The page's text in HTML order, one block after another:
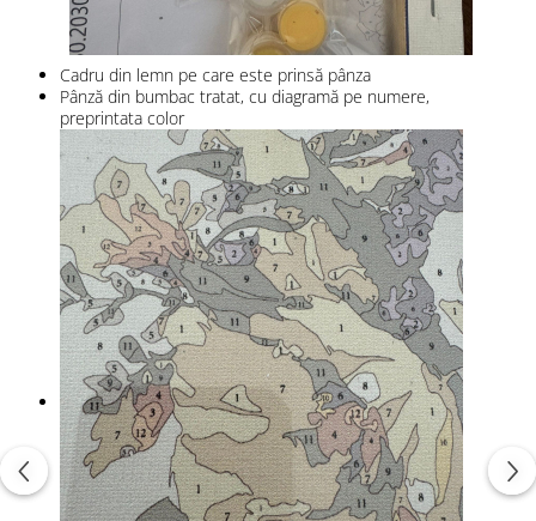
Cadru din lemn pe care este prinsă pânza
Pânză din bumbac tratat, cu diagramă pe numere,
preprintata color